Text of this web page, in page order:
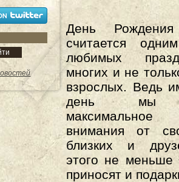
День
считается
любимых
многих и не
взрослых. Ведь
день мы
максимальное
внимания от
близких и
этого не меньше
приносят и